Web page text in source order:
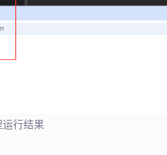
运行结果